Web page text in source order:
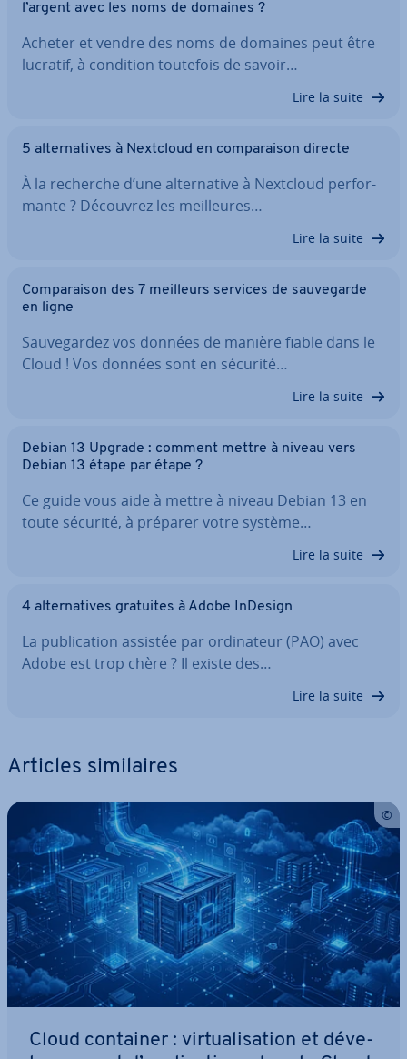
l’argent avec les noms de domaines ?
Acheter et vendre des noms de domaines peut être
lucratif, à condition toutefois de savoir…
Lire la suite
5 al­ter­na­tives à Nextcloud en com­pa­rai­son directe
À la recherche d’une al­ter­na­tive à Nextcloud per­for­
mante ? Découvrez les meil­leures…
Lire la suite
Com­pa­rai­son des 7 meilleurs services de sau­ve­garde
en ligne
Sau­ve­gar­dez vos données de manière fiable dans le
Cloud ! Vos données sont en sécurité…
Lire la suite
Debian 13 Upgrade : comment mettre à niveau vers
Debian 13 étape par étape ?
Ce guide vous aide à mettre à niveau Debian 13 en
toute sécurité, à préparer votre système…
Lire la suite
4 al­ter­na­tives gratuites à Adobe InDesign
La pu­bli­ca­tion assistée par or­di­na­teur (PAO) avec
Adobe est trop chère ? Il existe des…
Lire la suite
Articles si­mi­laires
Cloud container : vir­tua­li­sa­tion et dé­ve­